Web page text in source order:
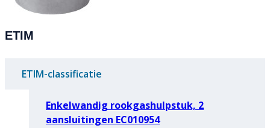
ETIM
ETIM-classificatie
Enkelwandig rookgashulpstuk, 2
aansluitingen EC010954